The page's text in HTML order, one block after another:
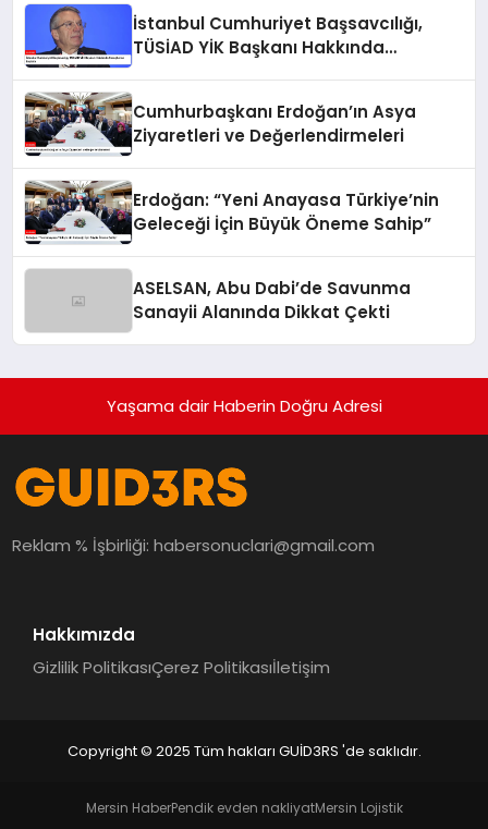
İstanbul Cumhuriyet Başsavcılığı,
TÜSİAD YİK Başkanı Hakkında
Cumhurbaşkanı Erdoğan’ın Asya
Ziyaretleri ve Değerlendirmeleri
Erdoğan: “Yeni Anayasa Türkiye’nin
Geleceği İçin Büyük Öneme Sahip”
ASELSAN, Abu Dabi’de Savunma
Sanayii Alanında Dikkat Çekti
Yaşama dair Haberin Doğru Adresi
Reklam % İşbirliği:habersonuclari@gmail.com
Hakkımızda
Gizlilik PolitikasıÇerez Politikasıİletişim
Copyright © 2025 Tüm hakları GUİD3RS 'de saklıdır.
Mersin HaberPendik evden nakliyatMersin Lojistik